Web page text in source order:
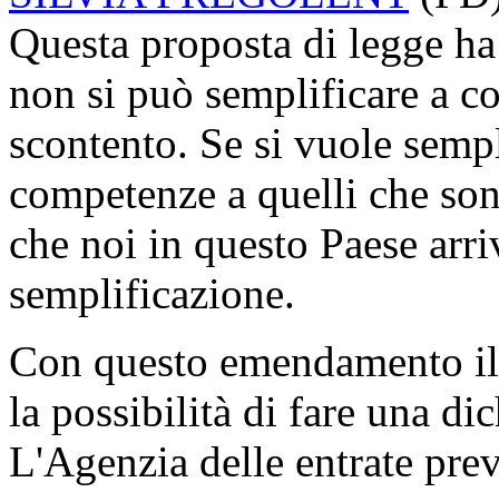
Questa proposta di legge
non si può semplificare a
scontento. Se si vuole
competenze a quelli che
che noi in questo Paese
semplificazione.
Con questo emendamento
la possibilità di fare una
L'Agenzia delle entrate